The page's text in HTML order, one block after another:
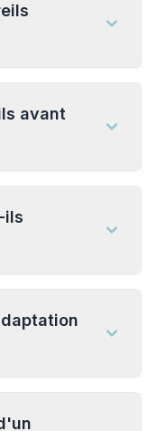
avant
ils